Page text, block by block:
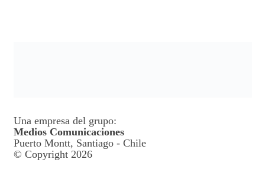
Una empresa del grupo:
Medios Comunicaciones
Puerto Montt, Santiago - Chile
© Copyright 2026